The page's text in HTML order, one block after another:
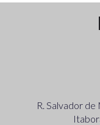
R. Salvador